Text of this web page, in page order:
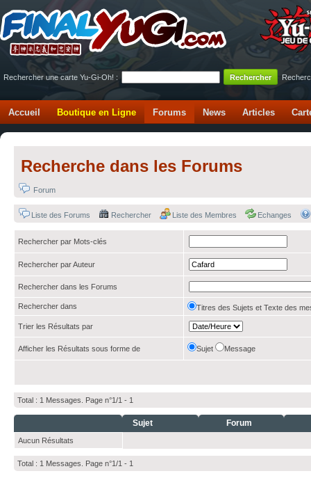
Rechercher une carte Yu-Gi-Oh! :
Accueil Boutique en Ligne Forums News Articles
Recherche dans les Forums
Forum
Liste des Forums Rechercher Liste des Membres Echanges
Rechercher par Mots-clés
Rechercher par Auteur
Rechercher dans les Forums
Rechercher dans Titres des Sujets et Texte des
Trier les Résultats par
Afficher les Résultats sous forme de Sujet Message
Total : 1 Messages. Page n°1/1 - 1
Sujet Forum
Aucun Résultats
Total : 1 Messages. Page n°1/1 - 1